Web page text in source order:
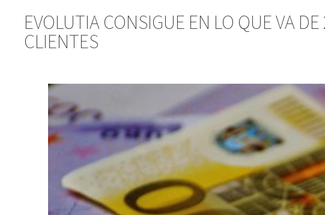
EVOLUTIA CONSIGUE EN LO QUE VA
CLIENTES